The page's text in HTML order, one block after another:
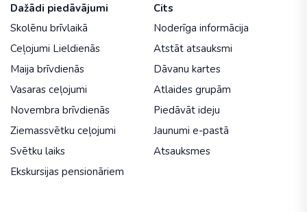
Dažādi piedāvājumi
Skolēnu brīvlaikā
Ceļojumi Lieldienās
Maija brīvdienās
Vasaras ceļojumi
Novembra brīvdienās
Ziemassvētku ceļojumi
Svētku laiks
Ekskursijas pensionāriem
Cits
Noderīga informācija
Atstāt atsauksmi
Dāvanu kartes
Atlaides grupām
Piedāvāt ideju
Jaunumi e-pastā
Atsauksmes